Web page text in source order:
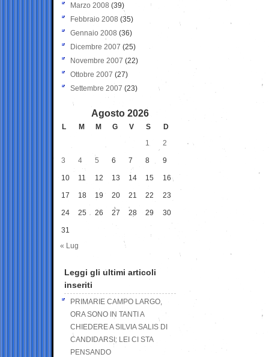
Marzo 2008 (39)
Febbraio 2008 (35)
Gennaio 2008 (36)
Dicembre 2007 (25)
Novembre 2007 (22)
Ottobre 2007 (27)
Settembre 2007 (23)
Agosto 2026
L M M G V S
D
1
2
3 4 5 6 7 8 9
10 11 12 13 14 15 16
17 18 19 20 21 22 23
24 25 26 27 28 29 30
31
« Lug
Leggi gli ultimi articoli
inseriti
PRIMARIE CAMPO LARGO,
ORA SONO IN TANTI A
CHIEDERE A SILVIA SALIS DI
CANDIDARSI: LEI CI STA
PENSANDO